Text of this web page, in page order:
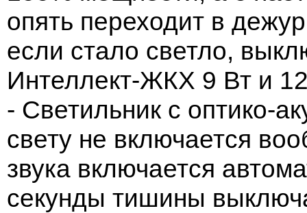
опять переходит в
если стало светло,
Интеллект-ЖКХ 9 Вт и
- Светильник с оптико-
свету не включается
звука включается
секунды тишины